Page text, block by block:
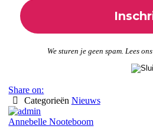
We sturen je geen spam. Lees ons
Share on:
Categorieën Nieuws
Annebelle Nooteboom